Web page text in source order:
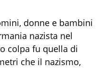
donne e bambini
nazista nel
colpa fu quella di
che il nazismo,